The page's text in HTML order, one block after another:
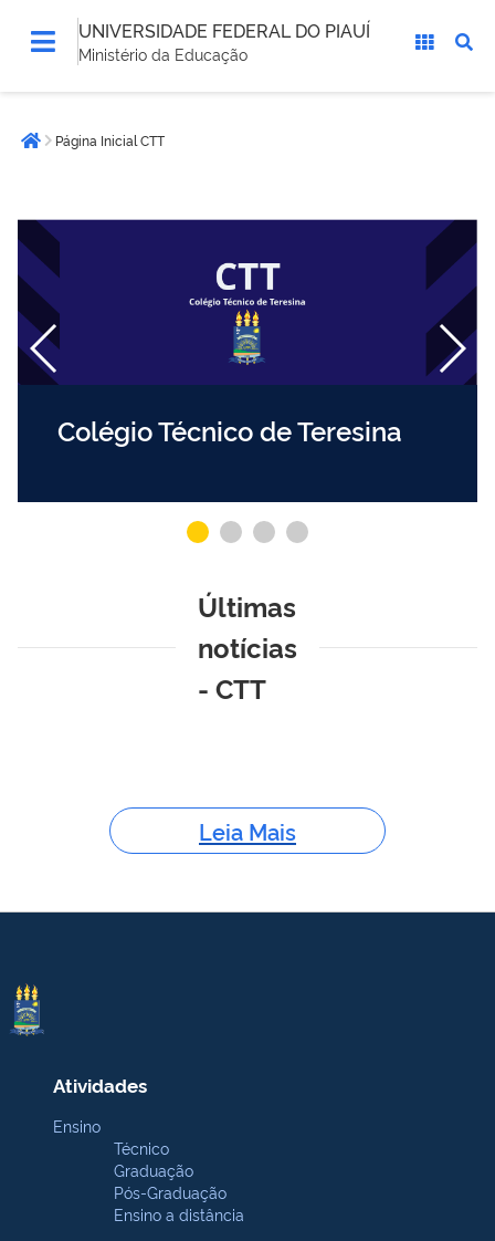
UNIVERSIDADE FEDERAL DO PIAUÍ
Ministério da Educação
estáPágina inicial
Página Inicial CTT
Colégio Técnico de Teresina
Últimas
notícias
- CTT
Leia Mais
Atividades
Ensino
Técnico
Graduação
Pós-Graduação
Ensino a distância